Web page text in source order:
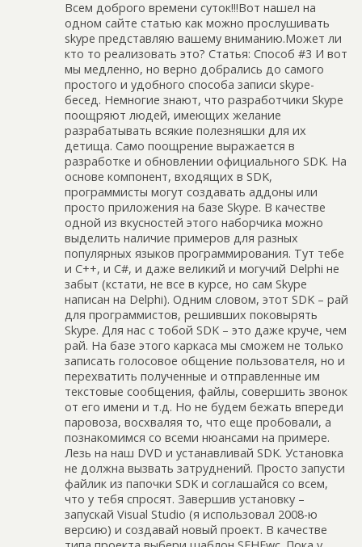
Всем доброго времени суток!!!Вот нашел на
одном сайте статью как можно прослушивать
skype представляю вашему вниманию.Может ли
кто то реализовать это? Статья: Способ #3 И вот
мы медленно, но верно добрались до самого
простого и удобного способа записи skype-
бесед. Немногие знают, что разработчики Skype
поощряют людей, имеющих желание
разрабатывать всякие полезняшки для их
детища. Само поощрение выражается в
разработке и обновлении официального SDK. На
основе компонент, входящих в SDK,
программисты могут создавать аддоны или
просто приложения на базе Skype. В качестве
одной из вкусностей этого наборчика можно
выделить наличие примеров для разных
популярных языков программирования. Тут тебе
и C++, и C#, и даже великий и могучий Delphi не
забыт (кстати, не все в курсе, но сам Skype
написан на Delphi). Одним словом, этот SDK – рай
для программистов, решивших поковырять
Skype. Для нас с тобой SDK – это даже круче, чем
рай. На базе этого каркаса мы сможем не только
записать голосовое общение пользователя, но и
перехватить полученные и отправленные им
текстовые сообщения, файлы, совершить звонок
от его имени и т.д. Но не будем бежать впереди
паровоза, восхваляя то, что еще пробовали, а
познакомимся со всеми нюансами на примере.
Лезь на наш DVD и устанавливай SDK. Установка
не должна вызвать затруднений. Просто запусти
файлик из папочки SDK и соглашайся со всем,
что у тебя спросят. Завершив установку –
запускай Visual Studio (я использовал 2008-ю
версию) и создавай новый проект. В качестве